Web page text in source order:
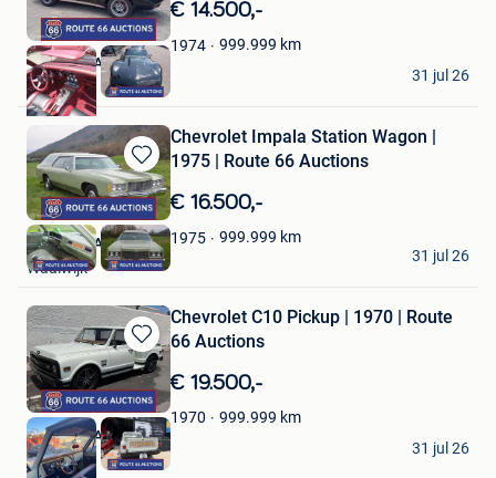
Mijn
Favorieten
€ 14.500,-
1974 999.999 km
Route 66 Auctions
Waalwijk
31 jul 26
Bewaren
in
Mijn
Favorieten
Chevrolet Impala Station Wagon |
1975 | Route 66 Auctions
€ 16.500,-
1975 999.999 km
Route 66 Auctions
Waalwijk
31 jul 26
Bewaren
in
Mijn
Favorieten
Chevrolet C10 Pickup | 1970 | Route
66 Auctions
€ 19.500,-
1970 999.999 km
Route 66 Auctions
Waalwijk
31 jul 26